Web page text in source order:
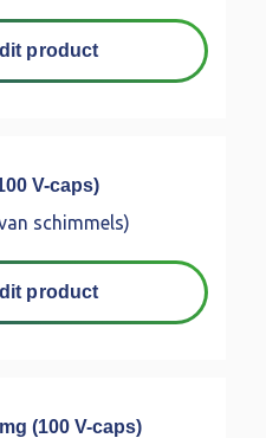
product
V-caps)
schimmels)
product
(100 V-caps)